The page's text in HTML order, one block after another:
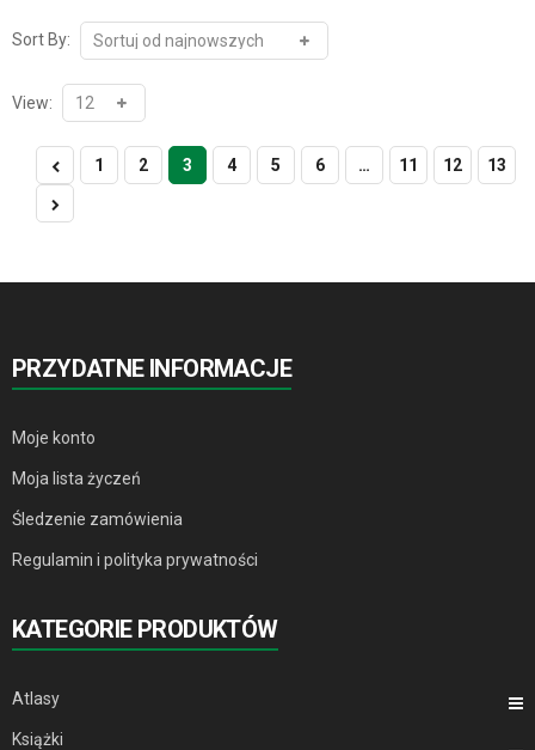
Sort By:
View:
1 2 3 4 5 6 … 11 12 13
PRZYDATNE INFORMACJE
Moje konto
Moja lista życzeń
Śledzenie zamówienia
Regulamin i polityka prywatności
KATEGORIE PRODUKTÓW
Atlasy
Książki